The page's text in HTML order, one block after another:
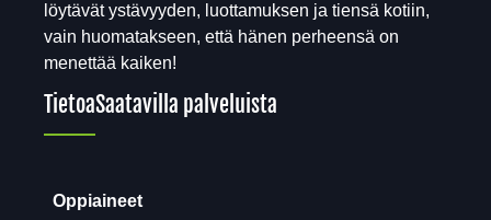
löytävät ystävyyden, luottamuksen ja tiensä kotiin,
vain huomatakseen, että hänen perheensä on
menettää kaiken!
TietoaSaatavilla palveluista
Oppiaineet